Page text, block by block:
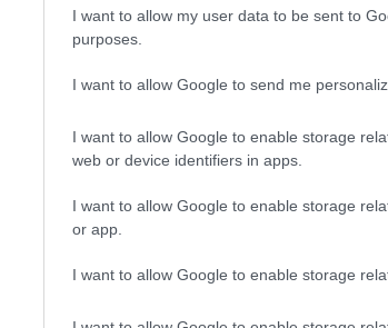
I want to allow my user data to be sent to
purposes.
I want to allow Google to send me
I want to allow Google to enable storage
web or device identifiers in apps.
I want to allow Google to enable storage
or app.
I want to allow Google to enable storage